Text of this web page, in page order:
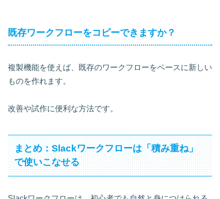
既存ワークフローをコピーできますか？
複製機能を使えば、既存のワークフローをベースに新しい
ものを作れます。
改善や試作に便利な方法です。
まとめ：Slackワークフローは「積み重ね」
で使いこなせる